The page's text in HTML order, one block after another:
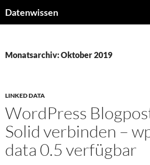
Inhalt
Datenwissen
Monatsarchiv: Oktober 2019
LINKED DATA
WordPress
Solid verbinden –
data 0.5 verfügbar